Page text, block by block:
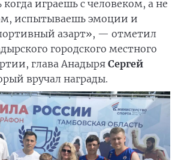
когда играешь с человеком, а не
испытываешь эмоции и
азарт», — отметил
городского местного
глава Анадыря Сергей
вручал награды.